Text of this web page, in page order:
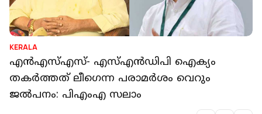
KERALA
എന്‍എസ്എസ്- എസ്എന്‍ഡിപി ഐക്യം
തകര്‍ത്തത് ലീഗെന്ന പരാമര്‍ശം വെറും
ജല്‍പനം: പിഎംഎ സലാം